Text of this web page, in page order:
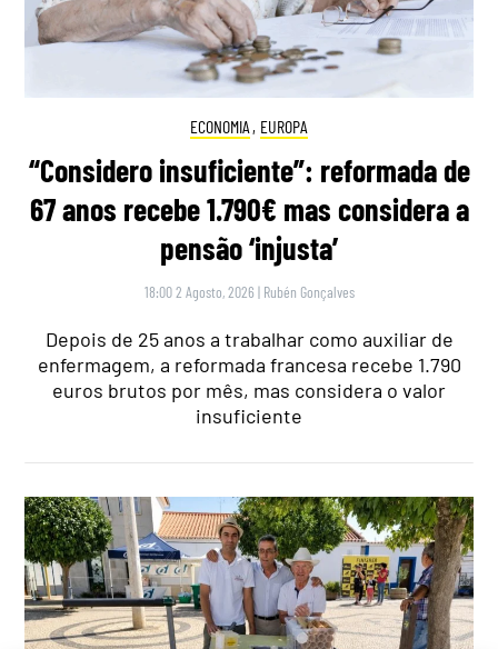
ECONOMIA , EUROPA
“Considero insuficiente”: reformada de
67 anos recebe 1.790€ mas considera a
pensão ‘injusta’
18:00 2 Agosto, 2026 | Rubén Gonçalves
Depois de 25 anos a trabalhar como auxiliar de
enfermagem, a reformada francesa recebe 1.790
euros brutos por mês, mas considera o valor
insuficiente